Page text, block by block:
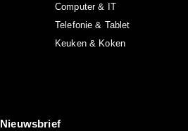
Computer & IT
Telefonie & Tablet
Keuken & Koken
Nieuwsbrief